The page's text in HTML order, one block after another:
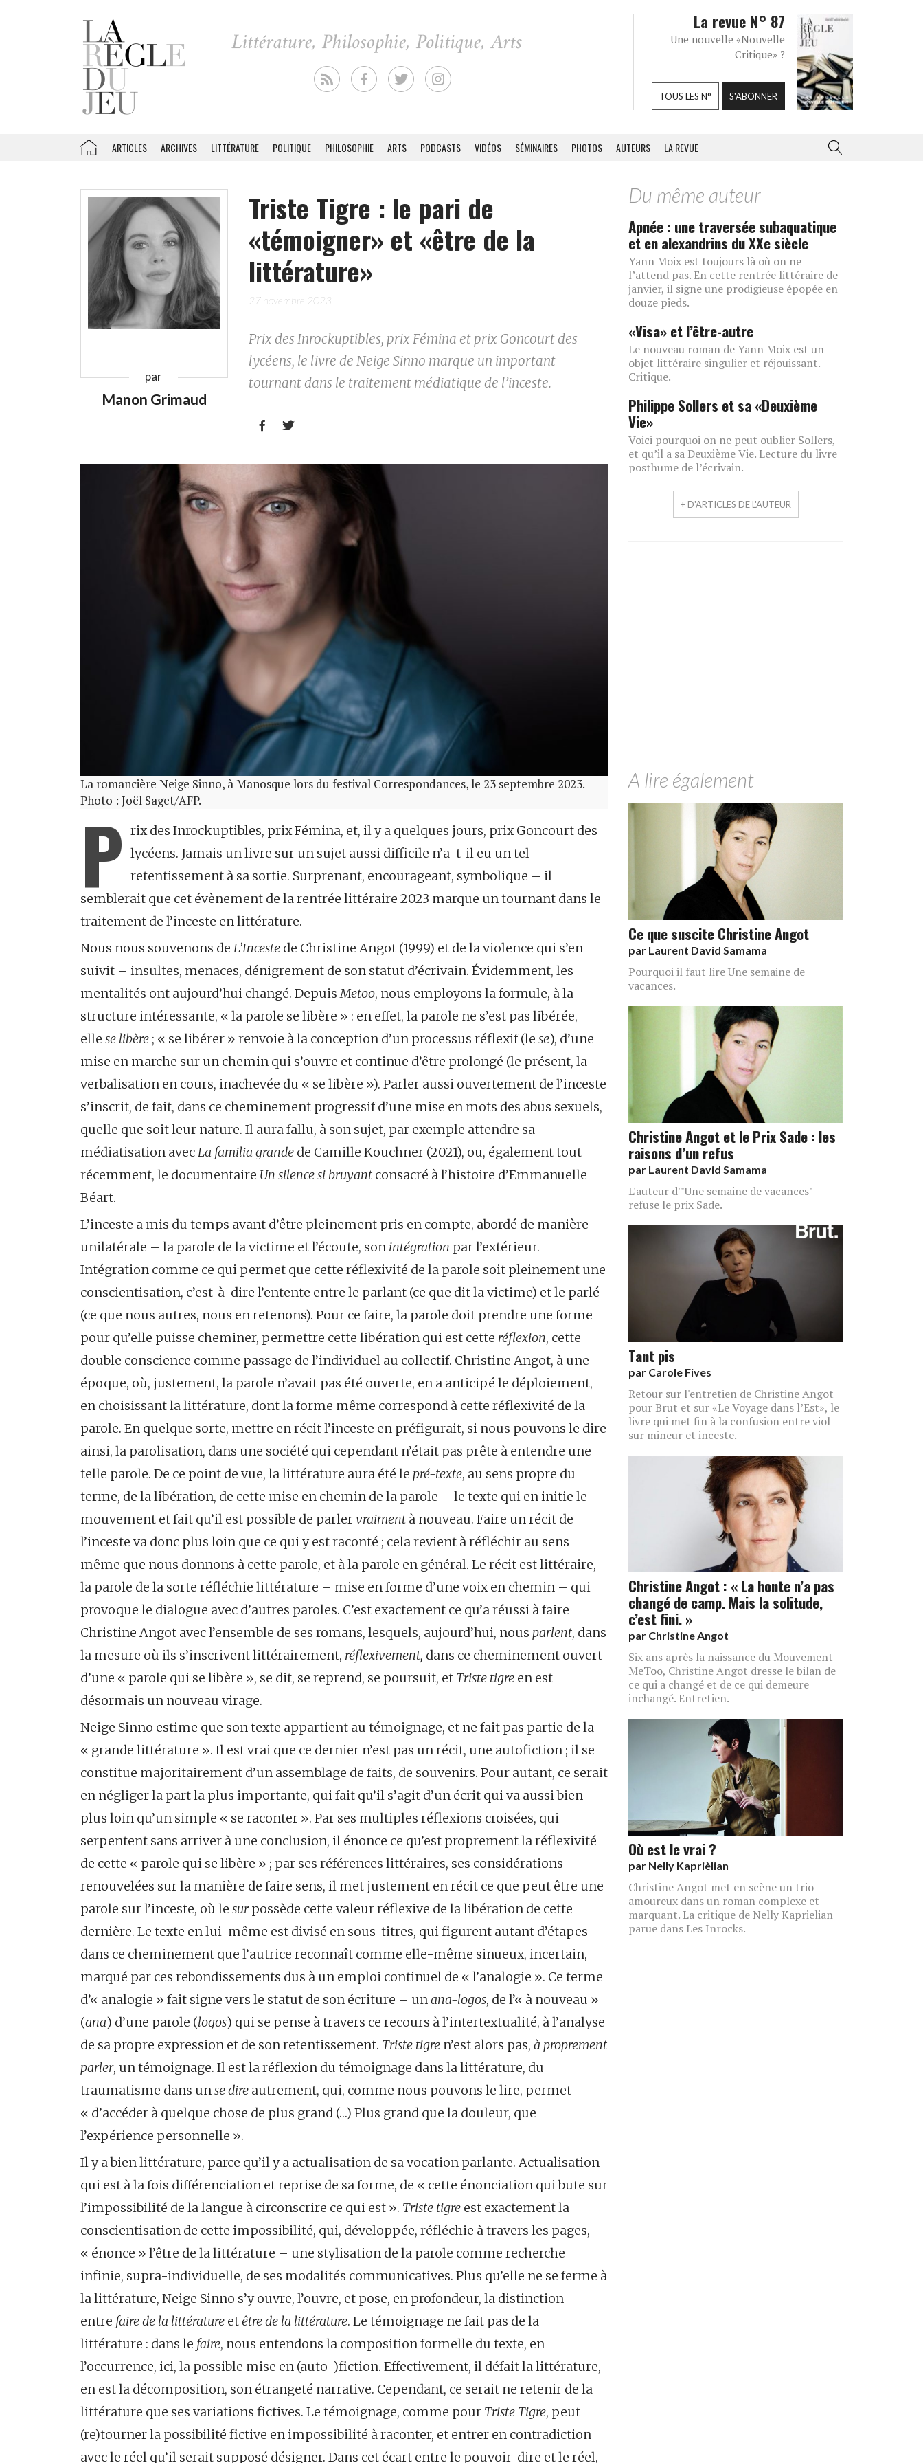
La revue N° 87
Une nouvelle «Nouvelle
Critique» ?
TOUS LES N° S'ABONNER
ARTICLES ARCHIVES LITTÉRATURE POLITIQUE PHILOSOPHIE ARTS PODCASTS VIDÉOS SÉMINAIRES PHOTOS AUTEURS LA REVUE
par
Manon Grimaud
Triste Tigre : le pari de
«témoigner» et «être de la
littérature»
27 novembre 2023
Prix des Inrockuptibles, prix Fémina et prix Goncourt des
lycéens, le livre de Neige Sinno marque un important
tournant dans le traitement médiatique de l’inceste.
 
La romancière Neige Sinno, à Manosque lors du festival Correspondances, le 23 septembre 2023.
Photo : Joël Saget/AFP.
P rix des Inrockuptibles, prix Fémina, et, il y a quelques jours, prix Goncourt des
lycéens. Jamais un livre sur un sujet aussi difficile n’a-t-il eu un tel
retentissement à sa sortie. Surprenant, encourageant, symbolique – il
semblerait que cet évènement de la rentrée littéraire 2023 marque un tournant dans le
traitement de l’inceste en littérature.
Nous nous souvenons de L’Inceste de Christine Angot (1999) et de la violence qui s’en
suivit – insultes, menaces, dénigrement de son statut d’écrivain. Évidemment, les
mentalités ont aujourd’hui changé. DepuisMetoo, nous employons la formule, à la
structure intéressante, « la parole se libère » : en effet, la parole ne s’est pas libérée,
elle se libère ; « se libérer » renvoie à la conception d’un processus réflexif (le se), d’une
mise en marche sur un chemin qui s’ouvre et continue d’être prolongé (le présent, la
verbalisation en cours, inachevée du « se libère »). Parler aussi ouvertement de l’inceste
s’inscrit, de fait, dans ce cheminement progressif d’une mise en mots des abus sexuels,
quelle que soit leur nature. Il aura fallu, à son sujet, par exemple attendre sa
médiatisation avecLa familia grande de Camille Kouchner (2021), ou, également tout
récemment, le documentaire Un silence si bruyant consacré à l’histoire d’Emmanuelle
Béart.
L’inceste a mis du temps avant d’être pleinement pris en compte, abordé de manière
unilatérale – la parole de la victime et l’écoute, son intégration par l’extérieur.
Intégration comme ce qui permet que cette réflexivité de la parole soit pleinement une
conscientisation, c’est-à-dire l’entente entre le parlant (ce que dit la victime) et le parlé
(ce que nous autres, nous en retenons). Pour ce faire, la parole doit prendre une forme
pour qu’elle puisse cheminer, permettre cette libération qui est cette réflexion, cette
double conscience comme passage de l’individuel au collectif. Christine Angot, à une
époque, où, justement, la parole n’avait pas été ouverte, en a anticipé le déploiement,
en choisissant la littérature, dont la forme même correspond à cette réflexivité de la
parole. En quelque sorte, mettre en récit l’inceste en préfigurait, si nous pouvons le dire
ainsi, la parolisation, dans une société qui cependant n’était pas prête à entendre une
telle parole. De ce point de vue, la littérature aura été le pré-texte, au sens propre du
terme, de la libération, de cette mise en chemin de la parole – le texte qui en initie le
mouvement et fait qu’il est possible de parlervraiment à nouveau. Faire un récit de
l’inceste va donc plus loin que ce qui y est raconté ; cela revient à réfléchir au sens
même que nous donnons à cette parole, et à la parole en général. Le récit est littéraire,
la parole de la sorte réfléchie littérature – mise en forme d’une voix en chemin – qui
provoque le dialogue avec d’autres paroles. C’est exactement ce qu’a réussi à faire
Christine Angot avec l’ensemble de ses romans, lesquels, aujourd’hui, nous parlent, dans
la mesure où ils s’inscrivent littérairement, réflexivement, dans ce cheminement ouvert
d’une « parole qui se libère », se dit, se reprend, se poursuit, et Triste tigre en est
désormais un nouveau virage.
Neige Sinno estime que son texte appartient au témoignage, et ne fait pas partie de la
« grande littérature ». Il est vrai que ce dernier n’est pas un récit, une autofiction ; il se
constitue majoritairement d’un assemblage de faits, de souvenirs. Pour autant, ce serait
en négliger la part la plus importante, qui fait qu’il s’agit d’un écrit qui va aussi bien
plus loin qu’un simple « se raconter ». Par ses multiples réflexions croisées, qui
serpentent sans arriver à une conclusion, il énonce ce qu’est proprement la réflexivité
de cette « parole qui se libère » ; par ses références littéraires, ses considérations
renouvelées sur la manière de faire sens, il met justement en récit ce que peut être une
parole sur l’inceste, où le surpossède cette valeur réflexive de la libération de cette
dernière. Le texte en lui-même est divisé en sous-titres, qui figurent autant d’étapes
dans ce cheminement que l’autrice reconnaît comme elle-même sinueux, incertain,
marqué par ces rebondissements dus à un emploi continuel de « l’analogie ». Ce terme
d’« analogie » fait signe vers le statut de son écriture – unana-logos, de l’« à nouveau »
(ana) d’une parole (logos) qui se pense à travers ce recours à l’intertextualité, à l’analyse
de sa propre expression et de son retentissement. Triste tigre n’est alors pas, à proprement
parler, un témoignage. Il est la réflexion du témoignage dans la littérature, du
traumatisme dans unse dire autrement, qui, comme nous pouvons le lire, permet
« d’accéder à quelque chose de plus grand (…) Plus grand que la douleur, que
l’expérience personnelle ».
Il y a bien littérature, parce qu’il y a actualisation de sa vocation parlante. Actualisation
qui est à la fois différenciation et reprise de sa forme, de « cette énonciation qui bute sur
l’impossibilité de la langue à circonscrire ce qui est ». Triste tigre est exactement la
conscientisation de cette impossibilité, qui, développée, réfléchie à travers les pages,
« énonce » l’être de la littérature – une stylisation de la parole comme recherche
infinie, supra-individuelle, de ses modalités communicatives. Plus qu’elle ne se ferme à
la littérature, Neige Sinno s’y ouvre, l’ouvre, et pose, en profondeur, la distinction
entre faire de la littérature etêtre de la littérature. Le témoignage ne fait pas de la
littérature : dans le faire, nous entendons la composition formelle du texte, en
l’occurrence, ici, la possible mise en (auto-)fiction. Effectivement, il défait la littérature,
en est la décomposition, son étrangeté narrative. Cependant, ce serait ne retenir de la
littérature que ses variations fictives. Le témoignage, comme pour Triste Tigre, peut
(re)tourner la possibilité fictive en impossibilité à raconter, et entrer en contradiction
avec le réel qu’il serait supposé désigner. Dans cet écart entre le pouvoir-dire et le réel,
Du même auteur
Apnée : une traversée subaquatique
et en alexandrins du XXe siècle
Yann Moix est toujours là où on ne
l’attend pas. En cette rentrée littéraire de
janvier, il signe une prodigieuse épopée en
douze pieds.
«Visa» et l’être-autre
Le nouveau roman de Yann Moix est un
objet littéraire singulier et réjouissant.
Critique.
Philippe Sollers et sa «Deuxième
Vie»
Voici pourquoi on ne peut oublier Sollers,
et qu’il a sa Deuxième Vie. Lecture du livre
posthume de l’écrivain.
+ D'ARTICLES DE L'AUTEUR
A lire également
Ce que suscite Christine Angot
par Laurent David Samama
Pourquoi il faut lire Une semaine de
vacances.
Christine Angot et le Prix Sade : les
raisons d’un refus
par Laurent David Samama
L'auteur d'"Une semaine de vacances"
refuse le prix Sade.
Tant pis
par Carole Fives
Retour sur l'entretien de Christine Angot
pour Brut et sur «Le Voyage dans l’Est», le
livre qui met fin à la confusion entre viol
sur mineur et inceste.
Christine Angot : « La honte n’a pas
changé de camp. Mais la solitude,
c’est fini. »
par Christine Angot
Six ans après la naissance du Mouvement
MeToo, Christine Angot dresse le bilan de
ce qui a changé et de ce qui demeure
inchangé. Entretien.
Où est le vrai ?
par Nelly Kaprièlian
Christine Angot met en scène un trio
amoureux dans un roman complexe et
marquant. La critique de Nelly Kaprielian
parue dans Les Inrocks.